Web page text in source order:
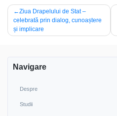
Post
navigation
Ziua Drapelului de Stat –
celebrată prin dialog, cunoaștere
și implicare
Navigare
Despre
Studii